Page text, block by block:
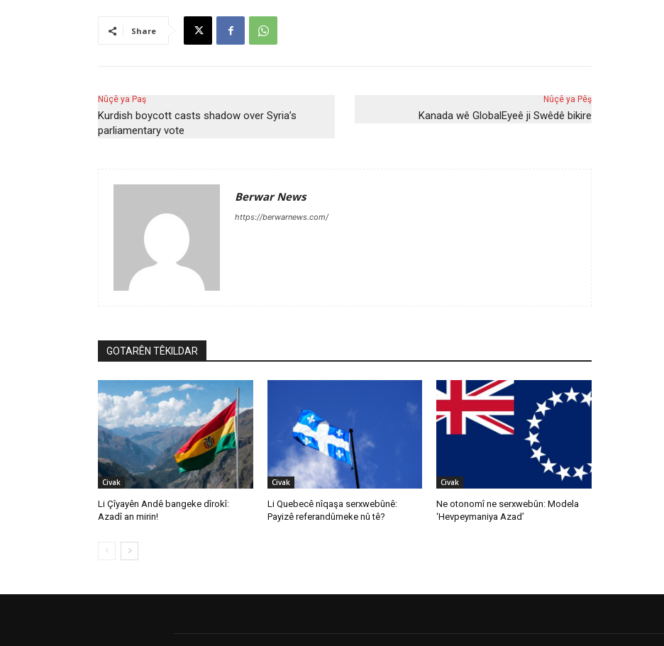
Share
Nûçê ya Paş
Kurdish boycott casts shadow over Syria’s
parliamentary vote
Nûçê ya Pêş
Kanada wê GlobalEyeê ji Swêdê bikire
Berwar News
https://berwarnews.com/
GOTARÊN TÊKILDAR
Civak
Li Çîyayên Andê bangeke dîrokî:
Azadî an mirin!
Civak
Li Quebecê nîqaşa serxwebûnê:
Payizê referandûmeke nû tê?
Civak
Ne otonomî ne serxwebûn: Modela
‘Hevpeymaniya Azad’